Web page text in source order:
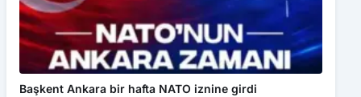
Başkent Ankara bir hafta NATO iznine girdi